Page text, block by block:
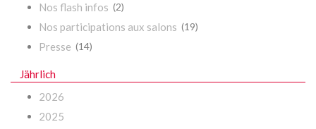
Nos flash infos (2)
Nos participations aux salons (19)
Presse (14)
Jährlich
2026
2025